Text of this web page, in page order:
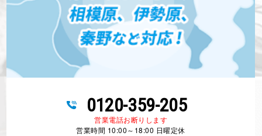
0120-359-205
営業電話お断りします
営業時間 10:00～18:00 日曜定休